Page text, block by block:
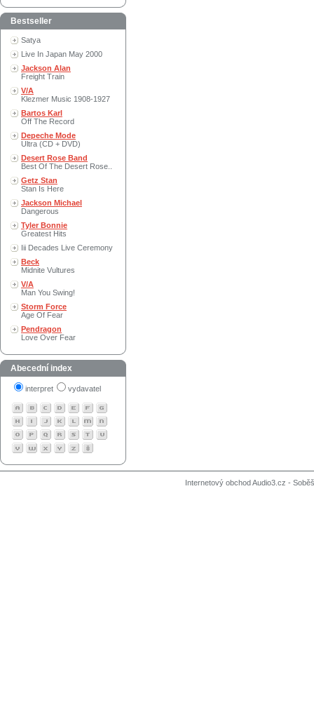
Bestseller
Satya
Live In Japan May 2000
Jackson Alan
Freight Train
V/A
Klezmer Music 1908-1927
Bartos Karl
Off The Record
Depeche Mode
Ultra (CD + DVD)
Desert Rose Band
Best Of The Desert Rose..
Getz Stan
Stan Is Here
Jackson Michael
Dangerous
Tyler Bonnie
Greatest Hits
Iii Decades Live Ceremony
Beck
Midnite Vultures
V/A
Man You Swing!
Storm Force
Age Of Fear
Pendragon
Love Over Fear
Abecední index
interpret vydavatel
Internetový obchod Audio3.cz -